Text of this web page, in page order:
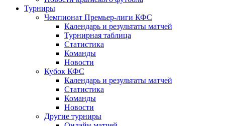
Турниры
Чемпионат Премьер-лиги КФС
Календарь и результаты матчей
Турнирная таблица
Статистика
Команды
Новости
Кубок КФС
Календарь и результаты матчей
Статистика
Команды
Новости
Другие турниры